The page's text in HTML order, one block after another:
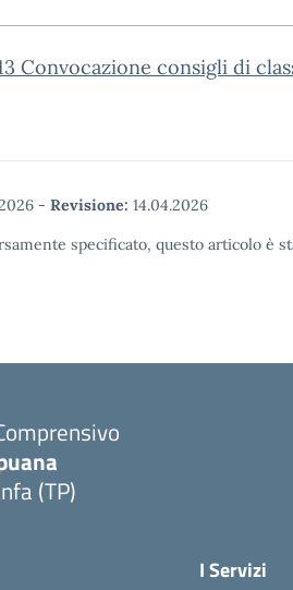
Convocazione consigli di
- Revisione: 14.04.2026
specificato, questo articolo è
(TP)
I Servizi